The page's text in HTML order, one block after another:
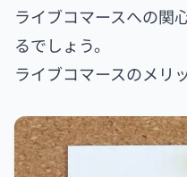
ライブコマースへの関
るでしょう。
ライブコマースのメリ